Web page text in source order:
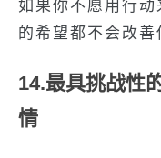
如果你不愿用行
的希望都不会改善
14.最具挑战性
情